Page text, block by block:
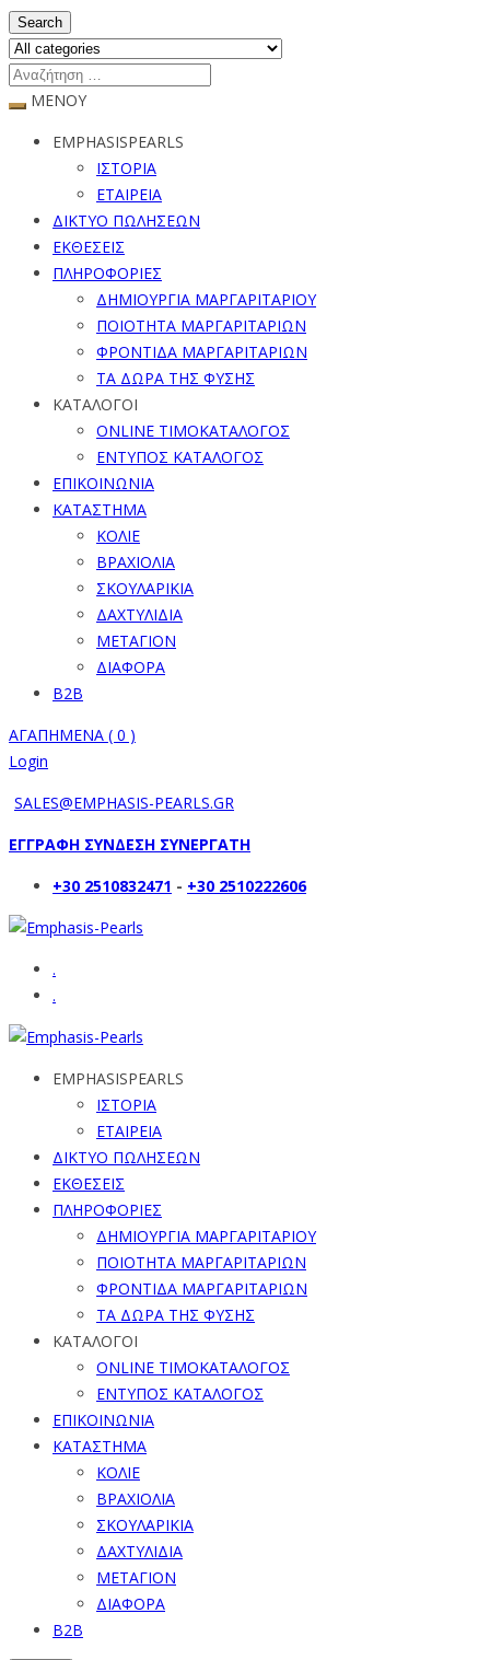
Search
ΜΕΝΟΥ
EMPHASISPEARLS
ΙΣΤΟΡΙΑ
ΕΤΑΙΡΕΙΑ
ΔΙΚΤΥΟ ΠΩΛΗΣΕΩΝ
ΕΚΘΕΣΕΙΣ
ΠΛΗΡΟΦΟΡΙΕΣ
ΔΗΜΙΟΥΡΓΙΑ ΜΑΡΓΑΡΙΤΑΡΙΟΥ
ΠΟΙΟΤΗΤΑ ΜΑΡΓΑΡΙΤΑΡΙΩΝ
ΦΡΟΝΤΙΔΑ ΜΑΡΓΑΡΙΤΑΡΙΩΝ
ΤΑ ΔΩΡΑ ΤΗΣ ΦΥΣΗΣ
ΚΑΤΑΛΟΓΟΙ
ONLINE ΤΙΜΟΚΑΤΑΛΟΓΟΣ
ΕΝΤΥΠΟΣ ΚΑΤΑΛΟΓΟΣ
ΕΠΙΚΟΙΝΩΝΙΑ
ΚΑΤΑΣΤΗΜΑ
ΚΟΛΙΕ
ΒΡΑΧΙΟΛΙΑ
ΣΚΟΥΛΑΡΙΚΙΑ
ΔΑΧΤΥΛΙΔΙΑ
ΜΕΤΑΓΙΟΝ
ΔΙΑΦΟΡΑ
B2B
ΑΓΑΠΗΜΕΝΑ ( 0 )
Login
SALES@EMPHASIS-PEARLS.GR
ΕΓΓΡΑΦΗ ΣΥΝΔΕΣΗ ΣΥΝΕΡΓΑΤΗ
+30 2510832471 - +30 2510222606
.
.
EMPHASISPEARLS
ΙΣΤΟΡΙΑ
ΕΤΑΙΡΕΙΑ
ΔΙΚΤΥΟ ΠΩΛΗΣΕΩΝ
ΕΚΘΕΣΕΙΣ
ΠΛΗΡΟΦΟΡΙΕΣ
ΔΗΜΙΟΥΡΓΙΑ ΜΑΡΓΑΡΙΤΑΡΙΟΥ
ΠΟΙΟΤΗΤΑ ΜΑΡΓΑΡΙΤΑΡΙΩΝ
ΦΡΟΝΤΙΔΑ ΜΑΡΓΑΡΙΤΑΡΙΩΝ
ΤΑ ΔΩΡΑ ΤΗΣ ΦΥΣΗΣ
ΚΑΤΑΛΟΓΟΙ
ONLINE ΤΙΜΟΚΑΤΑΛΟΓΟΣ
ΕΝΤΥΠΟΣ ΚΑΤΑΛΟΓΟΣ
ΕΠΙΚΟΙΝΩΝΙΑ
ΚΑΤΑΣΤΗΜΑ
ΚΟΛΙΕ
ΒΡΑΧΙΟΛΙΑ
ΣΚΟΥΛΑΡΙΚΙΑ
ΔΑΧΤΥΛΙΔΙΑ
ΜΕΤΑΓΙΟΝ
ΔΙΑΦΟΡΑ
B2B